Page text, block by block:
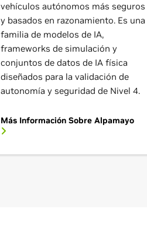
vehículos autónomos más seguros
y basados en razonamiento. Es una
familia de modelos de IA,
frameworks de simulación y
conjuntos de datos de IA física
diseñados para la validación de
autonomía y seguridad de Nivel 4.
Más Información Sobre Alpamayo